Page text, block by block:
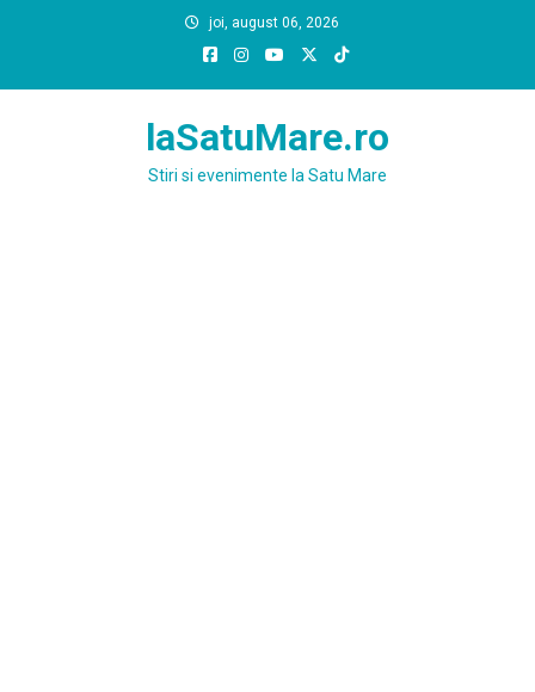
joi, august 06, 2026
laSatuMare.ro
Stiri si evenimente la Satu Mare